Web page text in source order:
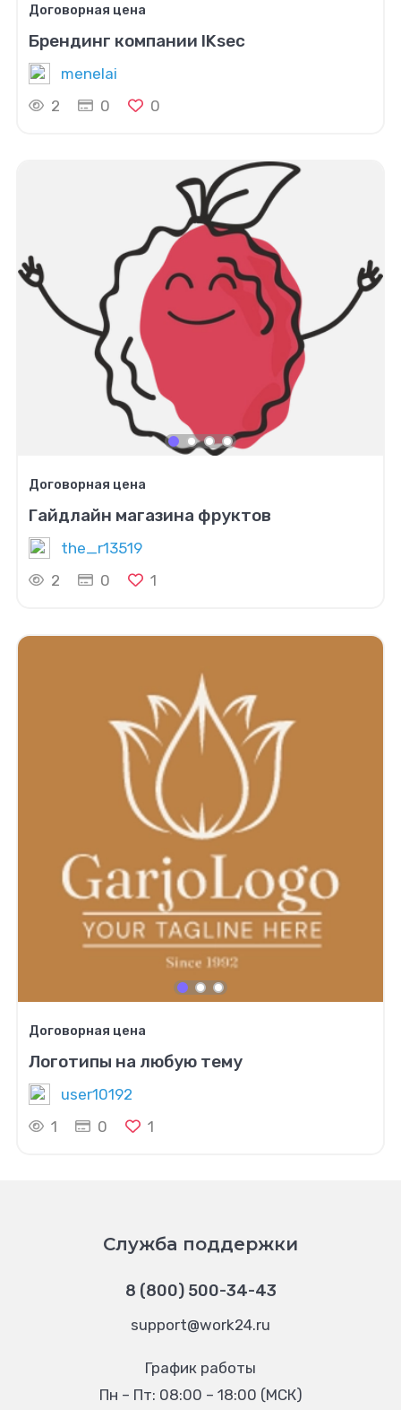
Договорная цена
Брендинг компании IKsec
menelai
2
0 0
Договорная цена
Гайдлайн магазина фруктов
the_r13519
2
0 1
Договорная цена
Логотипы на любую тему
user10192
1
0 1
Служба поддержки
8 (800) 500-34-43
support@work24.ru
График работы
Пн – Пт: 08:00 – 18:00 (МСК)